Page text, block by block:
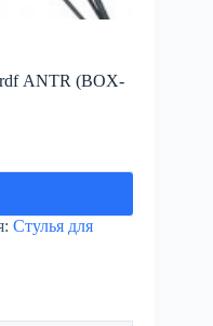
ANTR (BOX-
Стулья для